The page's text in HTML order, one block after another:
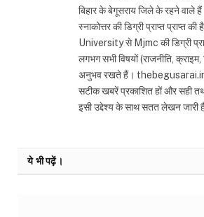
बिहार के बेगूसराय जिले के रहने वाले
स्नाकोत्तर की डिग्री प्राप्त प्राप्त
University से Mjmc की डिग्री
लगभग सभी विषयों (राजनीति,
अनुभव रखते हैं।
सटीक खबरें प्रकाशित हों और सही
इसी उद्देश्य के साथ सतत लेखन जारी
ये भी पढ़ें।